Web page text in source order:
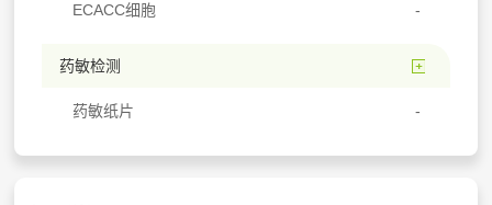
ECACC细胞
药敏检测
药敏纸片